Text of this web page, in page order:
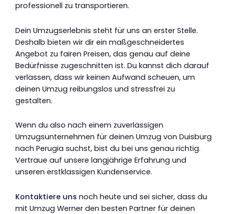
professionell zu transportieren.
Dein Umzugserlebnis steht für uns an erster Stelle.
Deshalb bieten wir dir ein maßgeschneidertes
Angebot zu fairen Preisen, das genau auf deine
Bedürfnisse zugeschnitten ist. Du kannst dich darauf
verlassen, dass wir keinen Aufwand scheuen, um
deinen Umzug reibungslos und stressfrei zu
gestalten.
Wenn du also nach einem zuverlässigen
Umzugsunternehmen für deinen Umzug von Duisburg
nach Perugia suchst, bist du bei uns genau richtig.
Vertraue auf unsere langjährige Erfahrung und
unseren erstklassigen Kundenservice.
Kontaktiere uns noch heute und sei sicher, dass du
mit Umzug Werner den besten Partner für deinen